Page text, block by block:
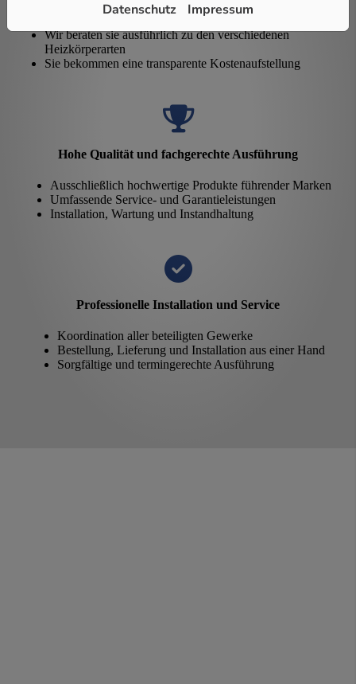
Gemeinsam definieren wir Ihre Wünsche und Ideen
Wir beraten sie ausführlich zu den verschiedenen
Heizkörperarten
Sie bekommen eine transparente Kostenaufstellung
Hohe Qualität und fachgerechte Ausführung
Ausschließlich hochwertige Produkte führender Marken
Umfassende Service- und Garantieleistungen
Installation, Wartung und Instandhaltung
Professionelle Installation und Service
Koordination aller beteiligten Gewerke
Bestellung, Lieferung und Installation aus einer Hand
Sorgfältige und termingerechte Ausführung
Datenschutz Impressum